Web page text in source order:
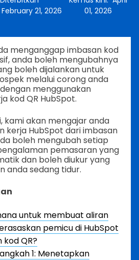
February 21, 2026
01, 2026
menganggap imbasan kod
anda boleh mengubahnya
boleh dijalankan untuk
melalui corong anda
menggunakan
kod QR HubSpot.
kami akan mengajar anda
kerja HubSpot dari imbasan
boleh mengubah setiap
pemasaran yang
dan boleh diukur yang
anda sedang tidur.
untuk membuat aliran
pemicu di HubSpot
kod QR?
1: Menetapkan